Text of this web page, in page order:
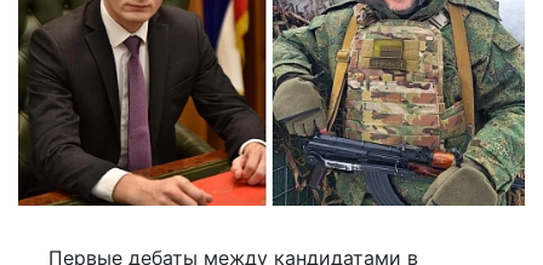
Первые дебаты между кандидатами в